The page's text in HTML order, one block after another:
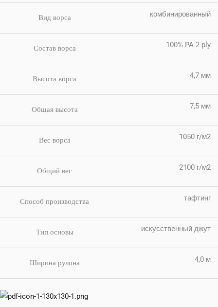
Вид ворса комбинированный
Состав ворса 100% PA 2-ply
Высота ворса 4,7 мм
Общая высота 7,5 мм
Вес ворса 1050 г/м2
Общий вес 2100 г/м2
Способ производства тафтинг
Тип основы искусственный джут
Ширина рулона 4,0 м